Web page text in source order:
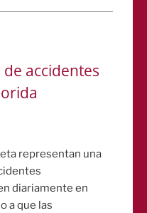
accidentes
representan una
diariamente en
a que las